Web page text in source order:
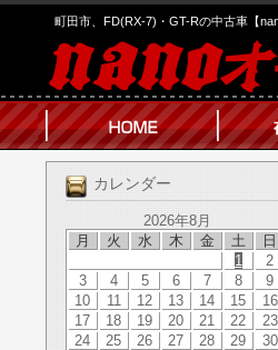
町田市、FD(RX-7)・GT-Rの中古車【
カレンダー
2026年8月
月
火 水 木 金 土 日
1
2
3
4 5 6 7 8
9
10
11 12 13 14 15
16
17
18 19 20 21 22
23
24
25 26 27 28 29
30